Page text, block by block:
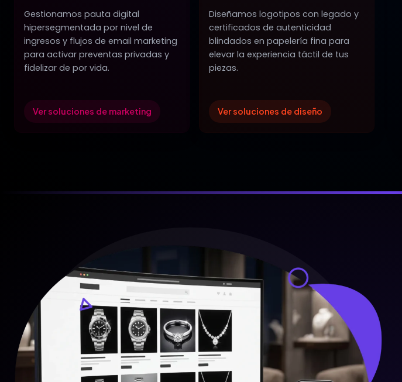
Gestionamos pauta digital
hipersegmentada por nivel de
ingresos y flujos de email marketing
para activar preventas privadas y
fidelizar de por vida.
Ver soluciones de marketing
Diseñamos logotipos con legado y
certificados de autenticidad
blindados en papelería fina para
elevar la experiencia táctil de tus
piezas.
Ver soluciones de diseño